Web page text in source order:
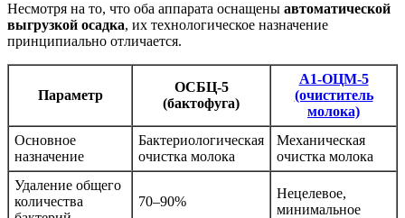
Несмотря на то, что оба аппарата оснащены автоматической
выгрузкой осадка, их технологическое назначение
принципиально отличается.
Параметр
ОСБЦ-5
(бактофуга)
А1-ОЦМ-5
(очиститель
молока)
Основное
назначение
Бактериологическая
очистка молока
Механическая
очистка молока
Удаление общего
количества
70–90%
Нецелевое,
минимальное